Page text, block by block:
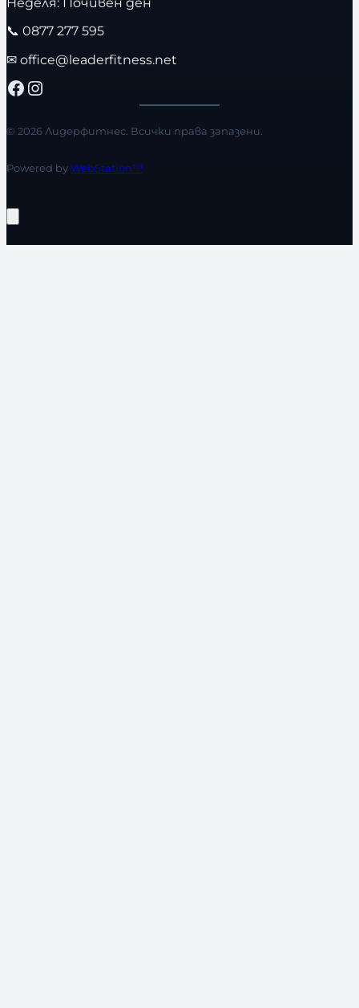
📞 0877 277 595
✉ office@leaderfitness.net
Facebook Instagram
© 2026 Лидерфитнес. Всички права запазени.
Powered byWebStation™